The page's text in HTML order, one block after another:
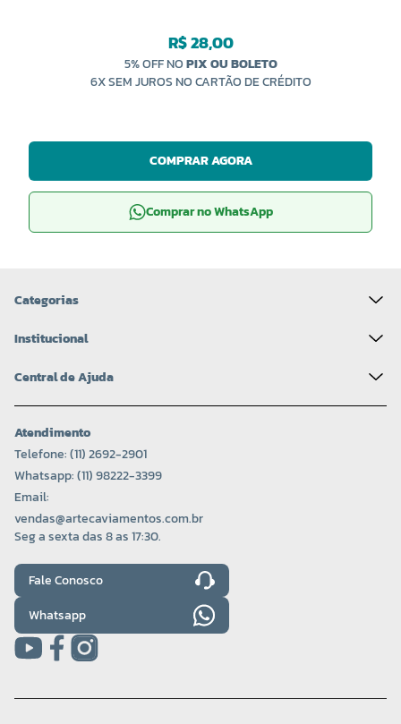
R$ 28,00
5% OFF NOPIX OU BOLETO
6X SEM JUROS NO CARTÃO DE CRÉDITO
COMPRAR AGORA
Comprar no WhatsApp
Categorias
Institucional
Central de Ajuda
Atendimento
Telefone: (11) 2692-2901
Whatsapp: (11) 98222-3399
Email:
vendas@artecaviamentos.com.br
Seg a sexta das 8 as 17:30.
Fale Conosco
Whatsapp